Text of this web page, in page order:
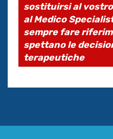
sostituirsi al
al Medico
sempre fare
spettano le
terapeutiche